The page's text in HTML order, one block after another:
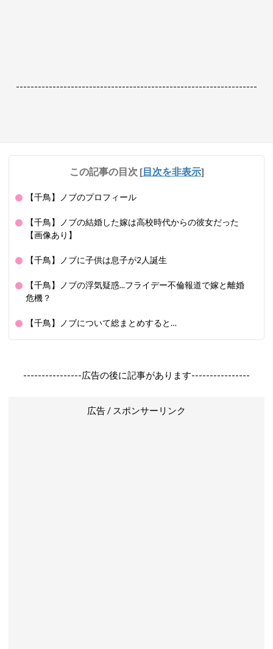
------------------------------------------------------------------
この記事の目次 [目次を非表示]
【千鳥】ノブのプロフィール
【千鳥】ノブの結婚した嫁は高校時代からの彼女だった
【画像あり】
【千鳥】ノブに子供は息子が2人誕生
【千鳥】ノブの浮気疑惑...フライデー不倫報道で嫁と離婚
危機？
【千鳥】ノブについて総まとめすると…
----------------広告の後に記事があります----------------
広告 / スポンサーリンク